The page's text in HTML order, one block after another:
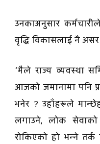
उनकाअनुसार
वृद्धि विकासलाई नै
‘मैले राज्य व्यवस्था
आजको जमानामा पनि
भनेर ? उहाँहरूले
लगाउने, लोक सेवाको
रोकिएको हो भन्ने तर्क